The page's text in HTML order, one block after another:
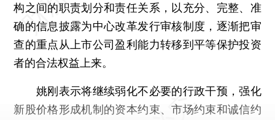
构之间的职责划分和责任关系，以充分、完整、准
确的信息披露为中心改革发行审核制度，逐渐把审
查的重点从上市公司盈利能力转移到平等保护投资
者的合法权益上来。
姚刚表示将继续弱化不必要的行政干预，强化
新股价格形成机制的资本约束、市场约束和诚信约